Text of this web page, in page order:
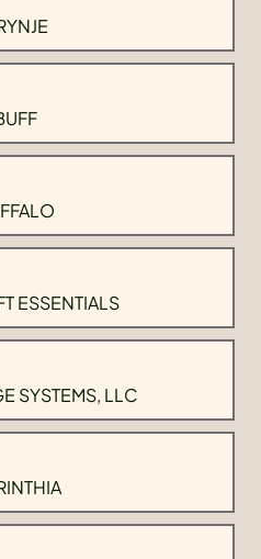
ESSENTIALS
SYSTEMS, LLC